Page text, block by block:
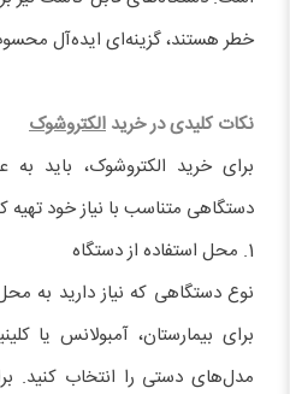
خطر هستند، گزینه‌ای ایده‌آل
نکات کلیدی در خرید الکتروشوک
برای خرید الکتروشوک، باید
دستگاهی متناسب با نیاز خود تهیه
1. محل استفاده از دستگاه
نوع دستگاهی که نیاز دارید به
برای بیمارستان، آمبولانس یا
مدل‌های دستی را انتخاب کنید.